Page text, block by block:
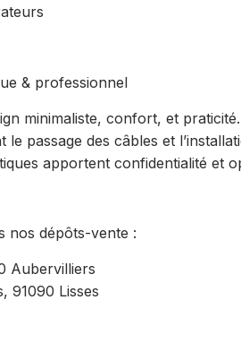
& professionnel
minimaliste, confort, et praticité.
le passage des câbles et
apportent confidentialité et
nos dépôts-vente :
Aubervilliers
91090 Lisses